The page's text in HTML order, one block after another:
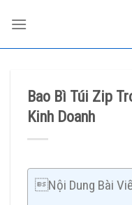
Bao Bì Túi Zip
Kinh Doanh
Nội Dung Bài